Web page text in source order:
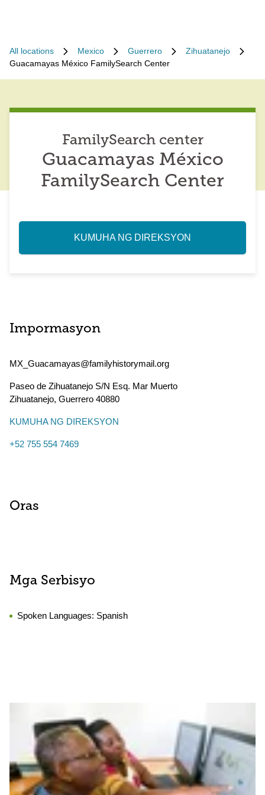
All locations Mexico Guerrero
Zihuatanejo
Guacamayas México FamilySearch Center
FamilySearch center
Guacamayas México
FamilySearch Center
KUMUHA NG DIREKSYON
Impormasyon
MX_Guacamayas@familyhistorymail.org
Paseo de Zihuatanejo S/N Esq. Mar Muerto
Zihuatanejo, Guerrero 40880
KUMUHA NG DIREKSYON
+52 755 554 7469
Oras
Mga Serbisyo
Spoken Languages: Spanish